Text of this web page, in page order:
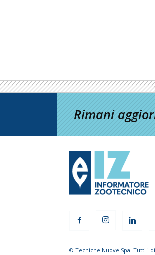
Rimani
© Tecniche Nuove Spa. Tutti i